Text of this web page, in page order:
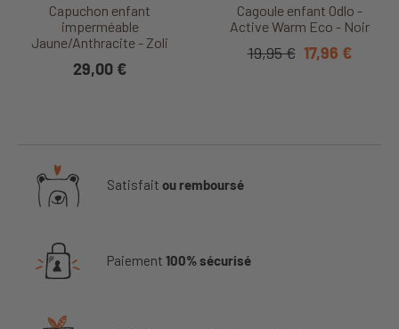
Capuchon enfant
imperméable
Jaune/Anthracite - Zoli
29,00 €
Cagoule enfant Odlo -
Active Warm Eco - Noir
19,95 € 17,96 €
Satisfait ou remboursé
Paiement 100% sécurisé